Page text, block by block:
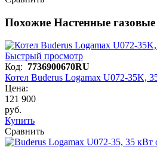
Похожие Настенные
Быстрый просмотр
Код: 7736900670RU
Котел Buderus Logamax U072-35K,
Цена:
121 900
руб.
Купить
Сравнить